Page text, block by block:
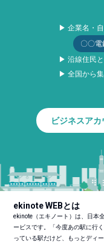
▶ 企業名・
〇〇電
▶ 沿線住民
▶ 全国から
ビジネスア
ekinote WEBとは
ekinote（エキノート）は、日本
ービスです。「今度あの駅に行
っている駅だけど、もっとディ